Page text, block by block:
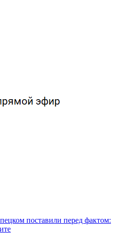
поставили перед фактом: